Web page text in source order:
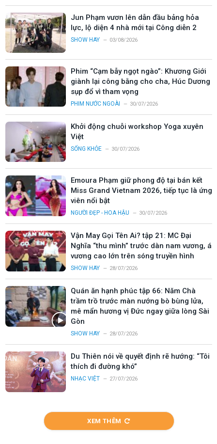
Jun Phạm vươn lên dẫn đầu bảng hỏa
lực, lộ diện 4 nhà mới tại Công diễn 2
SHOW HAY 03/08/2026
Phim “Cạm bẫy ngọt ngào”: Khương Giới
giành lại công bằng cho cha, Húc Dương
sụp đổ vì tham vọng
PHIM NƯỚC NGOÀI 30/07/2026
Khởi động chuỗi workshop Yoga xuyên
Việt
SỐNG KHỎE 30/07/2026
Emoura Phạm giữ phong độ tại bán kết
Miss Grand Vietnam 2026, tiếp tục là ứng
viên nổi bật
NGƯỜI ĐẸP - HOA HẬU 30/07/2026
Vận May Gọi Tên Ai? tập 21: MC Đại
Nghĩa “thu mình” trước dàn nam vương, á
vương cao lớn trên sóng truyền hình
SHOW HAY 28/07/2026
Quán ăn hạnh phúc tập 66: Năm Chà
trầm trồ trước màn nướng bò bùng lửa,
mê mẩn hương vị Đức ngay giữa lòng Sài
Gòn
SHOW HAY 28/07/2026
Du Thiên nói về quyết định rẽ hướng: “Tôi
thích đi đường khó”
NHẠC VIỆT 27/07/2026
XEM THÊM